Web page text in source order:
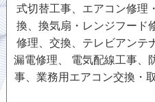
式切替工事、エアコン修理
換、換気扇・レンジフード
修理、交換、テレビアンテ
漏電修理、 電気配線工事、
事、業務用エアコン交換・